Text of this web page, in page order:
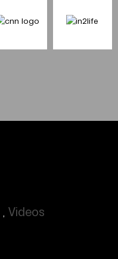
Videos